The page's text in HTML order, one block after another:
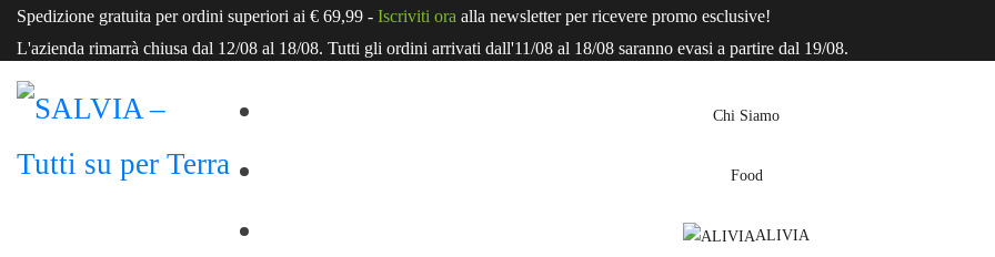
Spedizione gratuita per ordini superiori ai € 69,99 - Iscriviti ora alla newsletter per ricevere promo esclusive!
L'azienda rimarrà chiusa dal 12/08 al 18/08. Tutti gli ordini arrivati dall'11/08 al 18/08 saranno evasi a partire dal 19/08.
Chi Siamo
Food
ALIVIA